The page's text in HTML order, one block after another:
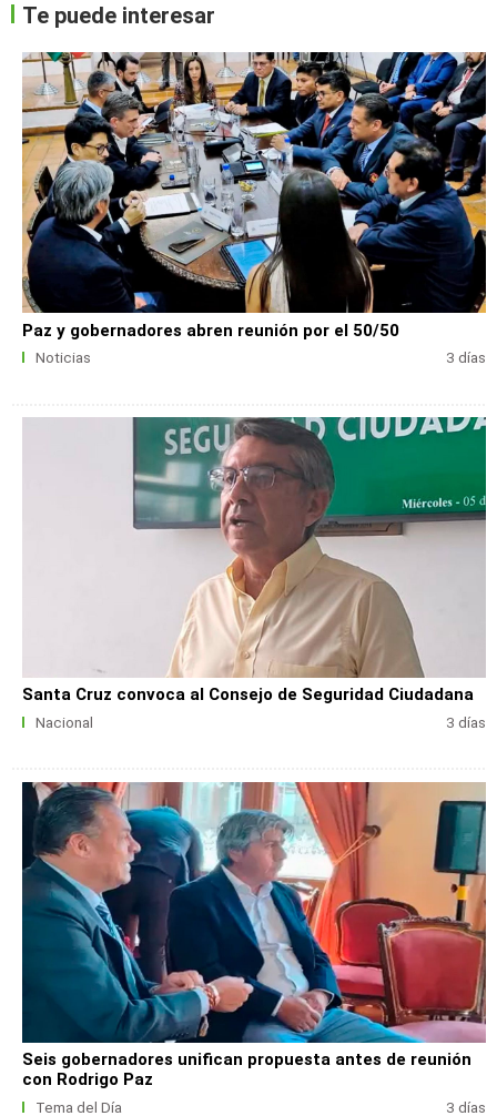
Te puede interesar
Paz y gobernadores abren reunión por el 50/50
Noticias 3 días
Santa Cruz convoca al Consejo de Seguridad Ciudadana
Nacional 3 días
Seis gobernadores unifican propuesta antes de reunión
con Rodrigo Paz
Tema del Día 3 días